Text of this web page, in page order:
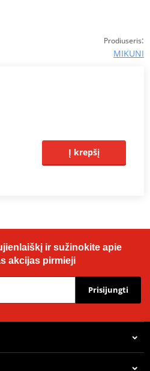
Prodiuseris:
MIKUNI
Į krepšį
ir sužinokite apie
akcijas pirmieji
Prisijungti